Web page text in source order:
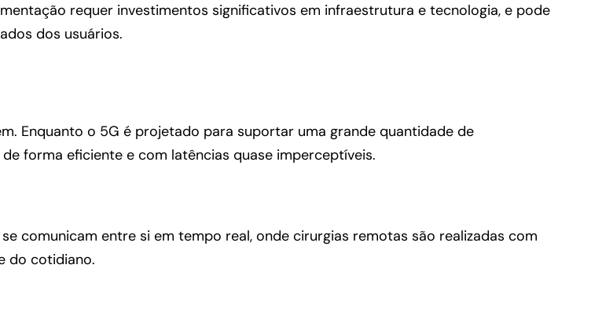
requer investimentos significativos em infraestrutura e tecnologia, e pode
dos usuários.
Enquanto o 5G é projetado para suportar uma grande quantidade de
forma eficiente e com latências quase imperceptíveis.
comunicam entre si em tempo real, onde cirurgias remotas são realizadas com
do cotidiano.